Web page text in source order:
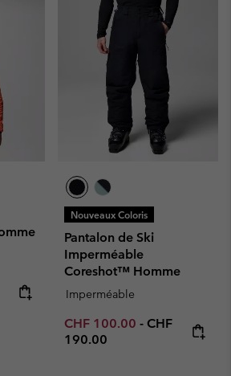
price:
Nouveaux Coloris
Pantalon de Ski
Imperméable
Coreshot™ Homme
Imperméable
Minimum sale price:
CHF 100.00 - Maximum
CHF
190.00